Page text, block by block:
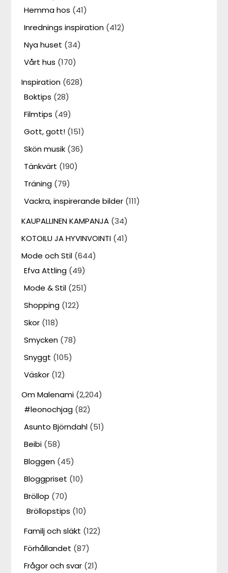
Hemma hos (41)
Inrednings inspiration (412)
Nya huset (34)
Vårt hus (170)
Inspiration (628)
Boktips (28)
Filmtips (49)
Gott, gott! (151)
Skön musik (36)
Tänkvärt (190)
Träning (79)
Vackra, inspirerande bilder (111)
KAUPALLINEN KAMPANJA (34)
KOTOILU JA HYVINVOINTI (41)
Mode och Stil (644)
Efva Attling (49)
Mode & Stil (251)
Shopping (122)
Skor (118)
Smycken (78)
Snyggt (105)
Väskor (12)
Om Malenami (2,204)
#leonochjag (82)
Asunto Björndahl (51)
Beibi (58)
Bloggen (45)
Bloggpriset (10)
Bröllop (70)
Bröllopstips (10)
Familj och släkt (122)
Förhållandet (87)
Frågor och svar (21)